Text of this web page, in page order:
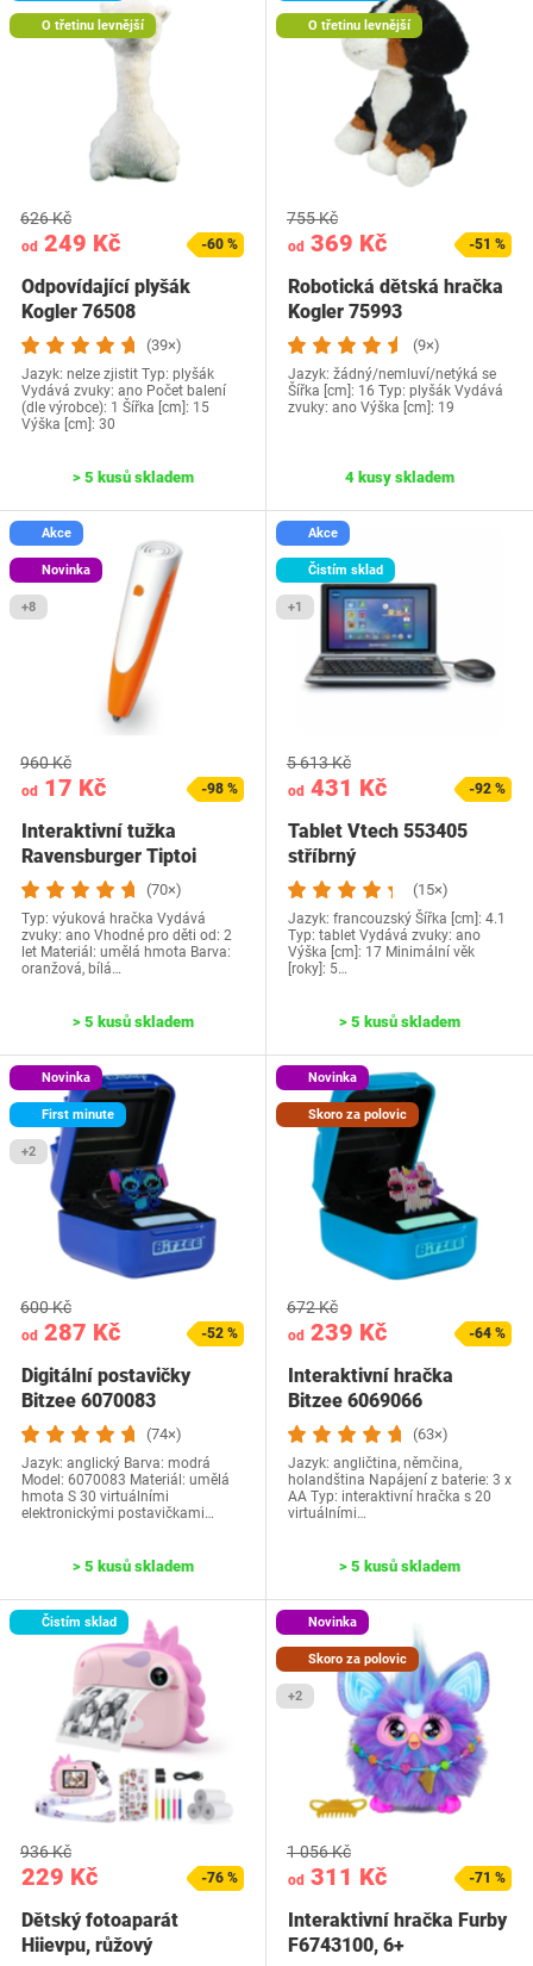
O třetinu levnější
od 249 Kč
626 Kč
-60 %
Odpovídající plyšák
Kogler 76508
(39×)
Jazyk: nelze zjistit Typ: plyšák
Vydává zvuky: ano Počet balení
(dle výrobce): 1 Šířka [cm]: 15
Výška [cm]: 30
> 5 kusů skladem
O třetinu levnější
od 369 Kč
755 Kč
-51 %
Robotická dětská hračka
Kogler 75993
(9×)
Jazyk: žádný/nemluví/netýká se
Šířka [cm]: 16 Typ: plyšák Vydává
zvuky: ano Výška [cm]: 19
4 kusy skladem
Akce
Novinka
+8
od 17 Kč
960 Kč
-98 %
Interaktivní tužka
Ravensburger Tiptoi
00110
(70×)
Typ: výuková hračka Vydává
zvuky: ano Vhodné pro děti od: 2
let Materiál: umělá hmota Barva:
oranžová, bílá…
> 5 kusů skladem
Akce
Čistím sklad
+1
od 431 Kč
5 613 Kč
-92 %
Tablet Vtech 553405
stříbrný
(15×)
Jazyk: francouzský Šířka [cm]: 4.1
Typ: tablet Vydává zvuky: ano
Výška [cm]: 17 Minimální věk
[roky]: 5…
> 5 kusů skladem
Novinka
First minute
+2
od 287 Kč
600 Kč
-52 %
Digitální postavičky
Bitzee 6070083
(74×)
Jazyk: anglický Barva: modrá
Model: ‎6070083 Materiál: umělá
hmota S 30 virtuálními
elektronickými postavičkami…
> 5 kusů skladem
Novinka
Skoro za polovic
od 239 Kč
672 Kč
-64 %
Interaktivní hračka
Bitzee 6069066
(63×)
Jazyk: ‎angličtina, němčina,
holandština ‎Napájení z baterie: 3 x
AA Typ: interaktivní hračka s 20
virtuálními…
> 5 kusů skladem
Čistím sklad
229 Kč
936 Kč
-76 %
Dětský fotoaparát
Hiievpu, růžový
Novinka
Skoro za polovic
+2
od 311 Kč
1 056 Kč
-71 %
Interaktivní hračka Furby
F6743100, 6+